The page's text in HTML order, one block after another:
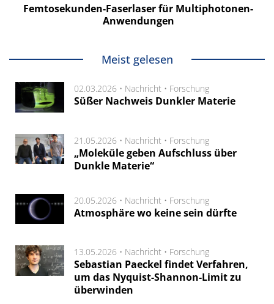
Femtosekunden-Faserlaser für Multiphotonen-
Anwendungen
Meist gelesen
02.03.2026 • Nachricht • Forschung
Süßer Nachweis Dunkler Materie
21.05.2026 • Nachricht • Forschung
„Moleküle geben Aufschluss über
Dunkle Materie“
20.05.2026 • Nachricht • Forschung
Atmosphäre wo keine sein dürfte
13.05.2026 • Nachricht • Forschung
Sebastian Paeckel findet Verfahren,
um das Nyquist-Shannon-Limit zu
überwinden